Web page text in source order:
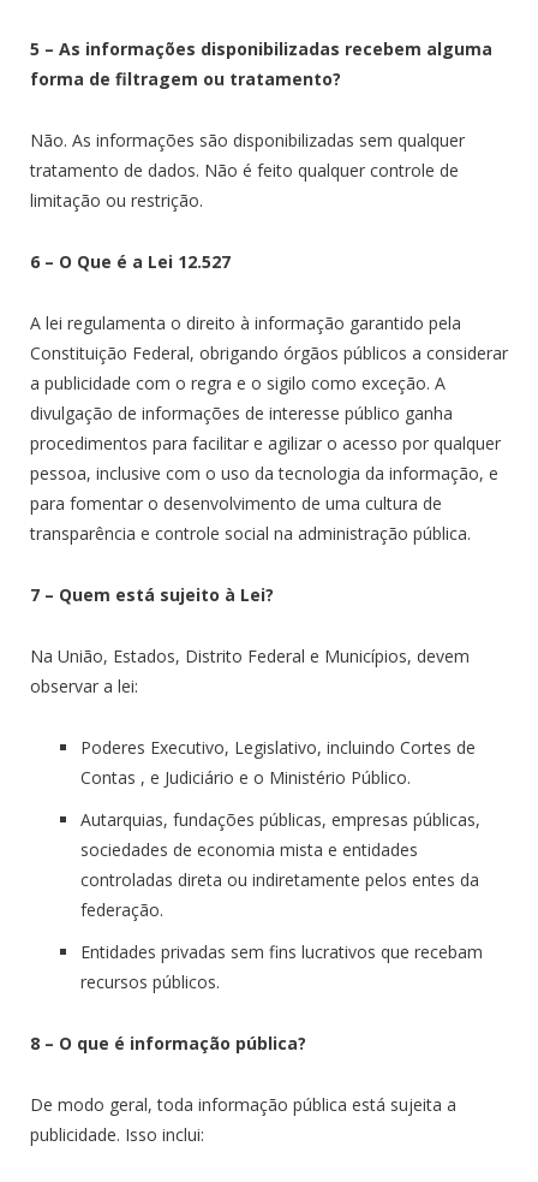
5 – As informações disponibilizadas recebem alguma
forma de filtragem ou tratamento?
Não. As informações são disponibilizadas sem qualquer
tratamento de dados. Não é feito qualquer controle de
limitação ou restrição.
6 – O Que é a Lei 12.527
A lei regulamenta o direito à informação garantido pela
Constituição Federal, obrigando órgãos públicos a considerar
a publicidade com o regra e o sigilo como exceção. A
divulgação de informações de interesse público ganha
procedimentos para facilitar e agilizar o acesso por qualquer
pessoa, inclusive com o uso da tecnologia da informação, e
para fomentar o desenvolvimento de uma cultura de
transparência e controle social na administração pública.
7 – Quem está sujeito à Lei?
Na União, Estados, Distrito Federal e Municípios, devem
observar a lei:
Poderes Executivo, Legislativo, incluindo Cortes de
Contas , e Judiciário e o Ministério Público.
Autarquias, fundações públicas, empresas públicas,
sociedades de economia mista e entidades
controladas direta ou indiretamente pelos entes da
federação.
Entidades privadas sem fins lucrativos que recebam
recursos públicos.
8 – O que é informação pública?
De modo geral, toda informação pública está sujeita a
publicidade. Isso inclui: